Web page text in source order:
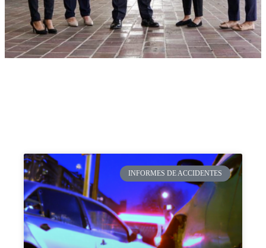
INFORMES DE ACCIDENTES